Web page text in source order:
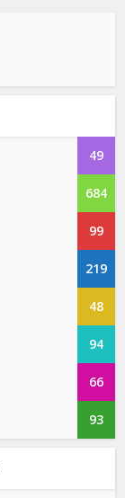
49
684
99
219
48
94
66
93